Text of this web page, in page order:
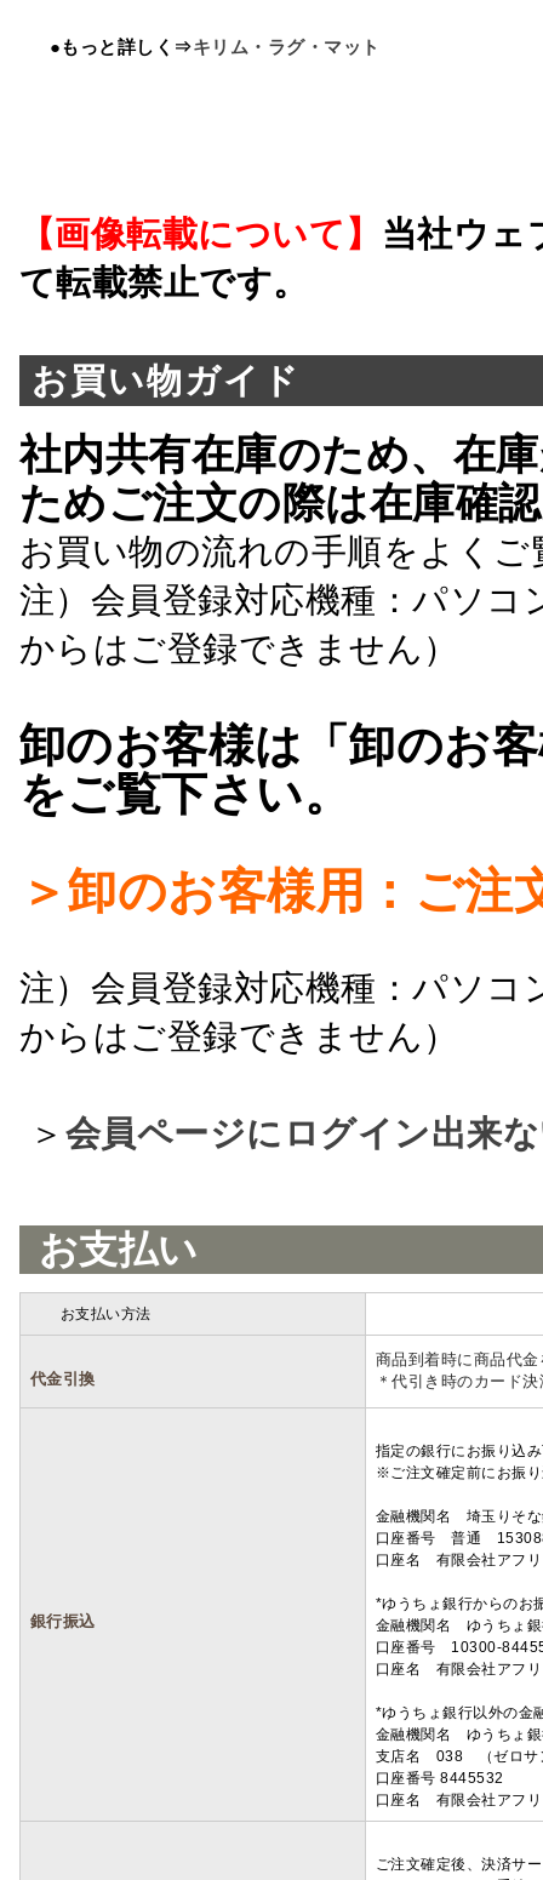
●もっと詳しく⇒キリム・ラグ・マット
【画像転載について】 当社ウェ
て転載禁止です。
お買い物ガイド
社内共有在庫のため、在
ためご注文の際は在庫確
お買い物の流れの手順をよくご
注）会員登録対応機種：パソ
からはご登録できません）
卸のお客様は「卸のお
をご覧下さい。
＞卸のお客様用：ご注
注）会員登録対応機種：パソ
からはご登録できません）
＞ 会員ページにログイン出来
お支払い
お支払い方法
代金引換
商品到着時に商品代
＊代引き時のカード
銀行振込
指定の銀行にお振り込
※ご注文確定前にお振
金融機関名 埼玉りそ
口座番号 普通
口座名 有限会社アフ
*ゆうちょ銀行からのお
金融機関名 ゆうちょ
口座番号 10300-
口座名 有限会社アフ
*ゆうちょ銀行以外の金
金融機関名 ゆうちょ
支店名 038 （ゼロサ
口座番号 8445532
口座名 有限会社アフ
ご注文確定後、決済サ